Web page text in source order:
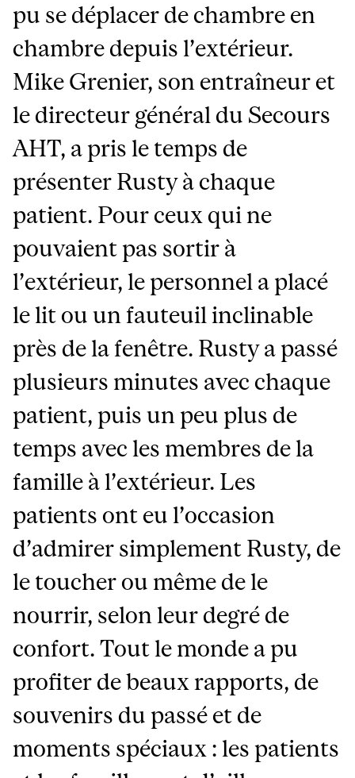
pu se déplacer de chambre en
chambre depuis l’extérieur.
Mike Grenier, son entraîneur et
le directeur général du Secours
AHT, a pris le temps de
présenter Rusty à chaque
patient. Pour ceux qui ne
pouvaient pas sortir à
l’extérieur, le personnel a placé
le lit ou un fauteuil inclinable
près de la fenêtre. Rusty a passé
plusieurs minutes avec chaque
patient, puis un peu plus de
temps avec les membres de la
famille à l’extérieur. Les
patients ont eu l’occasion
d’admirer simplement Rusty, de
le toucher ou même de le
nourrir, selon leur degré de
confort. Tout le monde a pu
profiter de beaux rapports, de
souvenirs du passé et de
moments spéciaux : les patients